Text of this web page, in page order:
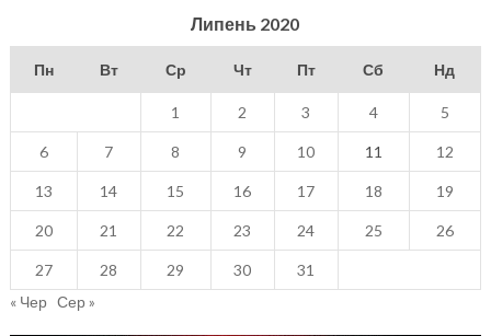
Липень 2020
Пн Вт Ср Чт Пт Сб Нд
1 2 3 4 5
6 7 8 9 10 11 12
13 14 15 16 17 18 19
20 21 22 23 24 25 26
27 28 29 30
31
« Чер Сер »